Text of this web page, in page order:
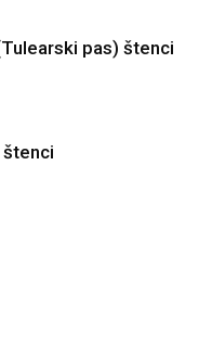
pas) štenci
štenci